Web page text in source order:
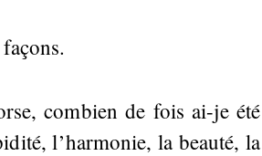
combien de fois ai-je été
l’harmonie, la beauté, la